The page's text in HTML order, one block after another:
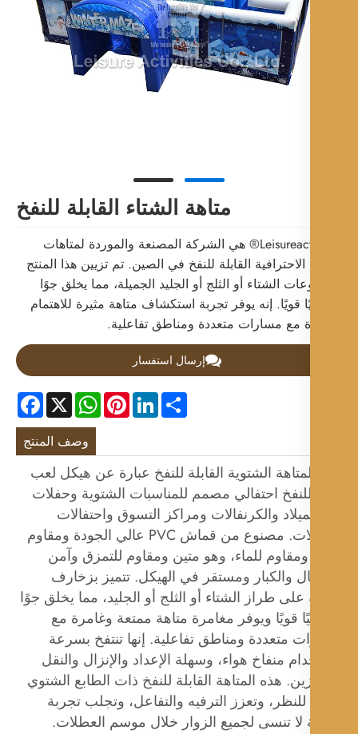
متاهة الشتاء القابلة للنفخ
Leisureactivities® هي الشركة المصنعة والموردة لمتاهات
الاحترافية القابلة للنفخ في الصين. تم تزيين هذا المنتج
الشتاء أو الثلج أو الجليد الجميلة، مما يخلق جوًا
قويًا. إنه يوفر تجربة استكشاف متاهة مثيرة للاهتمام
مع مسارات متعددة ومناطق تفاعلية.
إرسال استفسار
Facebook X
WhatsAppPinterestLinkedIn
وصف المنتج
الشتوية القابلة للنفخ عبارة عن هيكل لعب
احتفالي مصمم للمناسبات الشتوية وحفلات
والكرنفالات ومراكز التسوق واحتفالات
العطلات. مصنوع من قماش PVC عالي الجودة ومقاوم
للماء، وهو متين ومقاوم للتمزق وآمن
والكبار ومستقر في الهيكل. تتميز بزخارف
طراز الشتاء أو الثلج أو الجليد، مما يخلق جوًا
قويًا ويوفر مغامرة متاهة ممتعة وغامرة مع
متعددة ومناطق تفاعلية. إنها تنتفخ بسرعة
منفاخ هواء، وسهلة الإعداد والإنزال والنقل
هذه المتاهة القابلة للنفخ ذات الطابع الشتوي
وتعزز الترفيه والتفاعل، وتجلب تجربة
لا تنسى لجميع الزوار خلال موسم العطلات.